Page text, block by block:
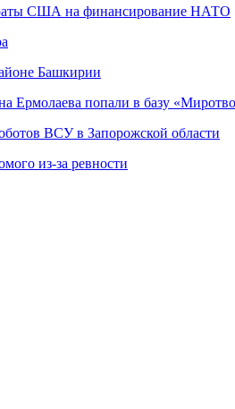
США на финансирование НАТО
Башкирии
Ермолаева попали в базу
ВСУ в Запорожской области
из-за ревности